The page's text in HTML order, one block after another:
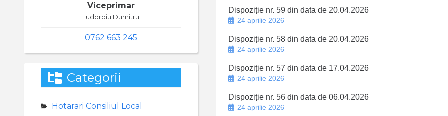
Dispoziție nr. 59 din data de 20.04.2026
24 aprilie 2026
Dispoziție nr. 58 din data de 20.04.2026
24 aprilie 2026
Dispoziție nr. 57 din data de 17.04.2026
24 aprilie 2026
Dispoziție nr. 56 din data de 06.04.2026
24 aprilie 2026
Viceprimar
Tudoroiu Dumitru
0762 663 245
Categorii
Hotarari Consiliul Local